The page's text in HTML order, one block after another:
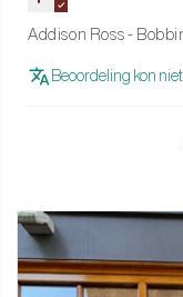
Addison Ross -
Beoordeling kon